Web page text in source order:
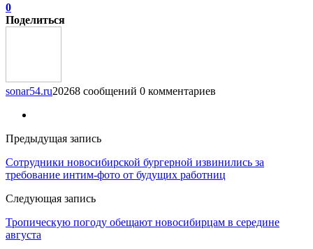
0
Поделиться
sonar54.ru20268 сообщений 0 комментариев
Предыдущая запись
Сотрудники новосибирской бургерной извинились за
требование интим-фото от будущих работниц
Следующая запись
Тропическую погоду обещают новосибирцам в середине
августа